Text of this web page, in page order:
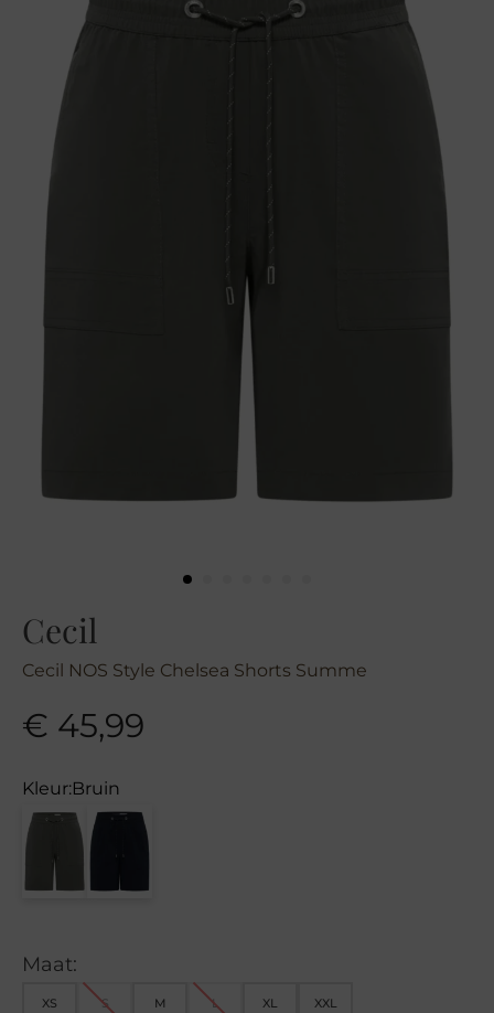
Cecil
Cecil NOS Style Chelsea Shorts Summe
€ 45,99
Kleur:Bruin
Maat:
XS S M L XL XXL